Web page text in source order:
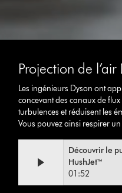
Projection de
Les ingénieurs Dyson ont
concevant des canaux de
turbulences et réduisent les
Vous pouvez ainsi respirer
Transcript
transcription
Découvrir le
HushJet™
01:52